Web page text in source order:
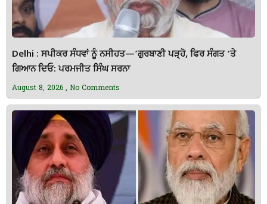
Delhi : ਸਪੀਕਰ ਸੰਧਵਾਂ ਨੂੰ ਨਸੀਹਤ—’ਗੁਰਬਾਣੀ ਪੜ੍ਹੋ, ਫਿਰ ਸੰਗਤ ‘ਤੇ
ਗਿਆਨ ਦਿਓ: ਪਰਮਜੀਤ ਸਿੰਘ ਸਰਨਾ
August 8, 2026 No Comments